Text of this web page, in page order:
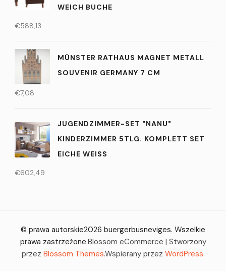
WEICH BUCHE
€588,13
MÜNSTER RATHAUS MAGNET METALL
SOUVENIR GERMANY 7 CM
€7,08
JUGENDZIMMER-SET "NANU"
KINDERZIMMER 5TLG. KOMPLETT SET
EICHE WEISS
€602,49
© prawa autorskie2026 buergerbusneviges. Wszelkie
prawa zastrzeżone.Blossom eCommerce | Stworzony
przez Blossom Themes.Wspierany przez WordPress.